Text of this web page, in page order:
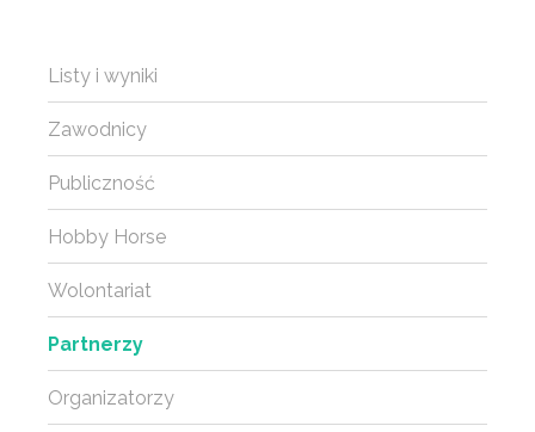
Listy i wyniki
Zawodnicy
Publiczność
Hobby Horse
Wolontariat
Partnerzy
Organizatorzy